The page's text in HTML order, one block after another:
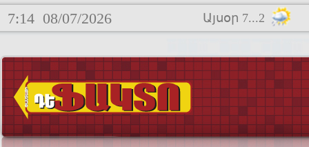
7:14 08/07/2026 Այսօր 7...2